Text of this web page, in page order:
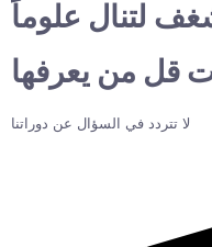
لتنال علوماً
قل من يعرفها
لا تتردد في السؤال عن دوراتنا